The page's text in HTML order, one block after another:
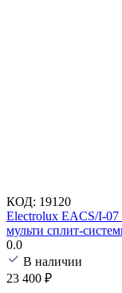
КОД: 19120
Electrolux EACS/I-
мульти сплит-
0.0
В наличии
23 400 ₽